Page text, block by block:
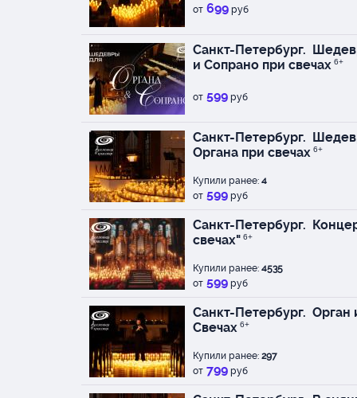
Игорь Кузнецов
Пола Гордона
в шоу «Музыка в
Выступал с
музыкальными
приглашённого
различных
Академического
Филармонии г.
Imperial orchestra. В
активную концертную
Исполнители на 17
Елизавета Панченко
Петербургская
призер и лауреат
конкурсов
России и Союза
Марина Николя
Петербургская
конкурсов (Италия, г.
Марсала).
от 699 руб
Санкт-Петербург.
и Сопрано при свечах 6+
от 599 руб
Санкт-Петербург.
Органа при свечах 6+
Купили ранее: 4
от 599 руб
Санкт-Петербург.
свечах" 6+
Купили ранее: 4535
от 599 руб
Санкт-Петербург. Орган
Свечах 6+
Купили ранее: 297
от 799 руб